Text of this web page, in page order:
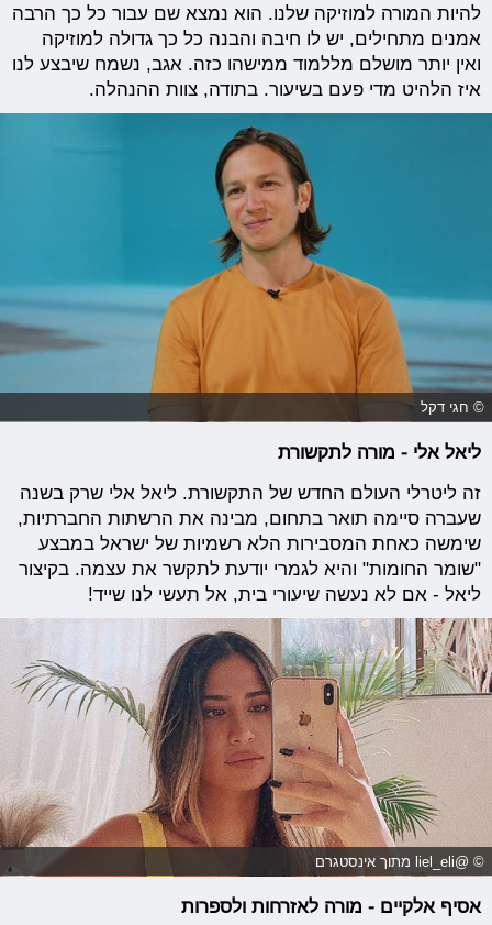
להיות המורה למוזיקה שלנו. הוא נמצא שם עבור כל כך הרבה
אמנים מתחילים, יש לו חיבה והבנה כל כך גדולה למוזיקה
ואין יותר מושלם מללמוד ממישהו כזה. אגב, נשמח שיבצע לנו
איז הלהיט מדי פעם בשיעור. בתודה, צוות ההנהלה.
© חגי דקל
ליאל אלי - מורה לתקשורת
זה ליטרלי העולם החדש של התקשורת. ליאל אלי שרק בשנה
שעברה סיימה תואר בתחום, מבינה את הרשתות החברתיות,
שימשה כאחת המסבירות הלא רשמיות של ישראל במבצע
"שומר החומות" והיא לגמרי יודעת לתקשר את עצמה. בקיצור
ליאל - אם לא נעשה שיעורי בית, אל תעשי לנו שייד!
© @liel_eli מתוך אינסטגרם
אסיף אלקיים - מורה לאזרחות ולספרות